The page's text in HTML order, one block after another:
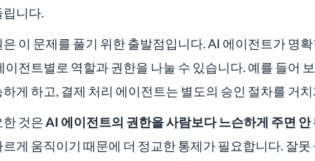
립니다.
이 문제를 풀기 위한 출발점입니다. AI 에이전트가 명
이전트별로 역할과 권한을 나눌 수 있습니다. 예를 들어
게 하고, 결제 처리 에이전트는 별도의 승인 절차를 거
것은AI 에이전트의 권한을 사람보다 느슨하게 주면 안
게 움직이기 때문에 더 정교한 통제가 필요합니다. 잘